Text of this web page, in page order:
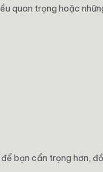
quan trọng hoặc
bạn cẩn trọng hơn,